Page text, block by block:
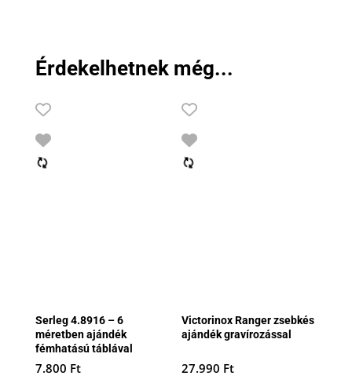
Érdekelhetnek még...
Serleg 4.8916 – 6
méretben ajándék
fémhatású táblával
7.800 Ft
Victorinox Ranger zsebkés
ajándék gravírozással
27.990 Ft